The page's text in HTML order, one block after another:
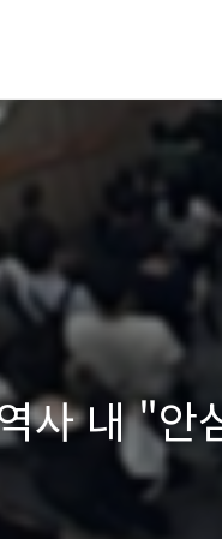
사 내 "안